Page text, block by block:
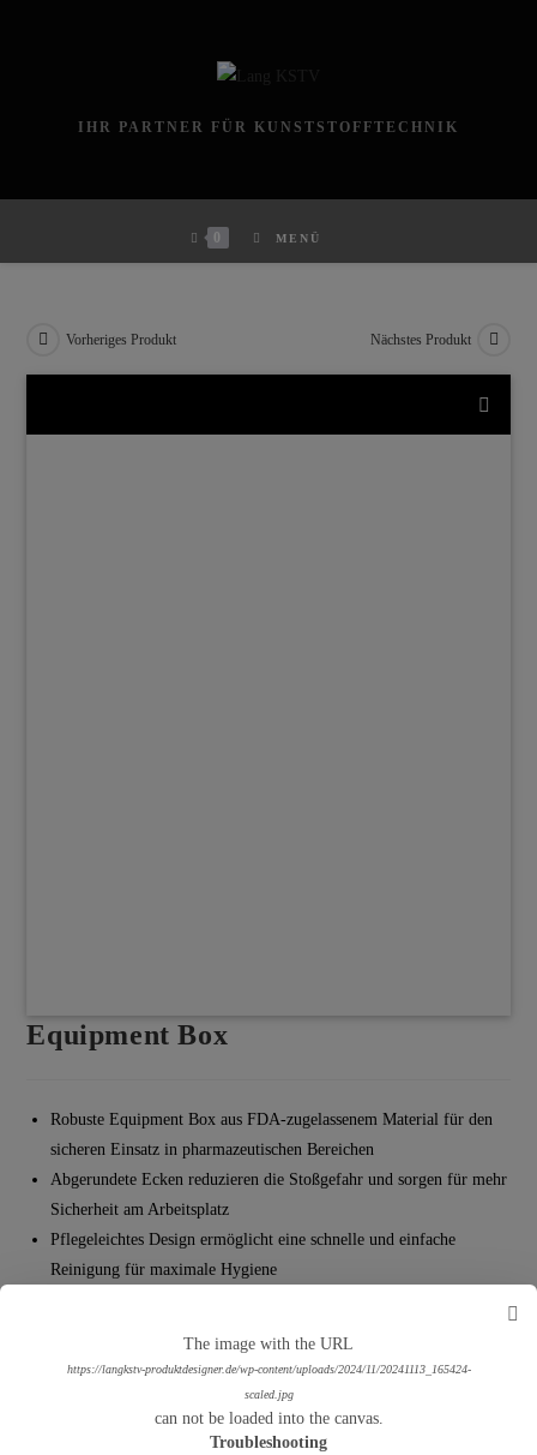
IHR PARTNER FÜR KUNSTSTOFFTECHNIK
MENÜ
Vorheriges Produkt Nächstes Produkt
Equipment Box
Robuste Equipment Box aus FDA-zugelassenem Material für den
sicheren Einsatz in pharmazeutischen Bereichen
Abgerundete Ecken reduzieren die Stoßgefahr und sorgen für mehr
Sicherheit am Arbeitsplatz
Pflegeleichtes Design ermöglicht eine schnelle und einfache
Reinigung für maximale Hygiene
Befestigungsmöglichkeiten
The image with the URL
https://langkstv-produktdesigner.de/wp-content/uploads/2024/11/20241113_165424-
scaled.jpg
can not be loaded into the canvas.
Troubleshooting